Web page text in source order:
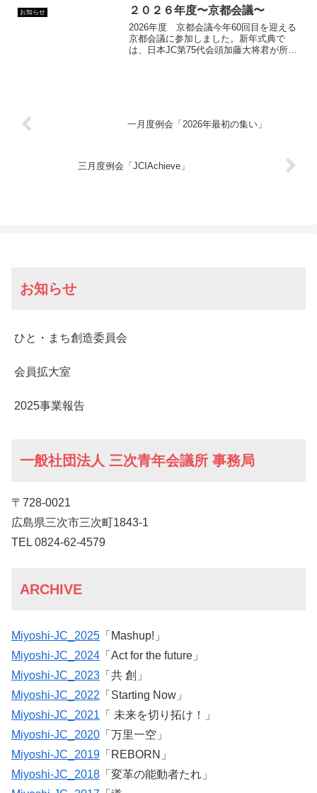
ことなく、未来への行動へと繋げていき
ます。“つながりが価値を...
お知らせ ２０２６年度〜京都会議〜
2026年度 京都会議今年60回目を迎える
京都会議に参加しました。新年式典で
は、日本JC第75代会頭加藤大将君が所信
一月度例会「2026年最初の集い」
三月度例会「JCIAchieve」
お知らせ
ひと・まち創造委員会
会員拡大室
2025事業報告
一般社団法人 三次青年会議所 事務局
〒728-0021
広島県三次市三次町1843-1
TEL 0824-62-4579
ARCHIVE
Miyoshi-JC_2025 「Mashup!」
Miyoshi-JC_2024 「Act for the future」
Miyoshi-JC_2023 「共 創」
Miyoshi-JC_2022 「Starting Now」
Miyoshi-JC_2021 「 未来を切り拓け！」
Miyoshi-JC_2020 「万里一空」
Miyoshi-JC_2019 「REBORN」
Miyoshi-JC_2018 「変革の能動者たれ」